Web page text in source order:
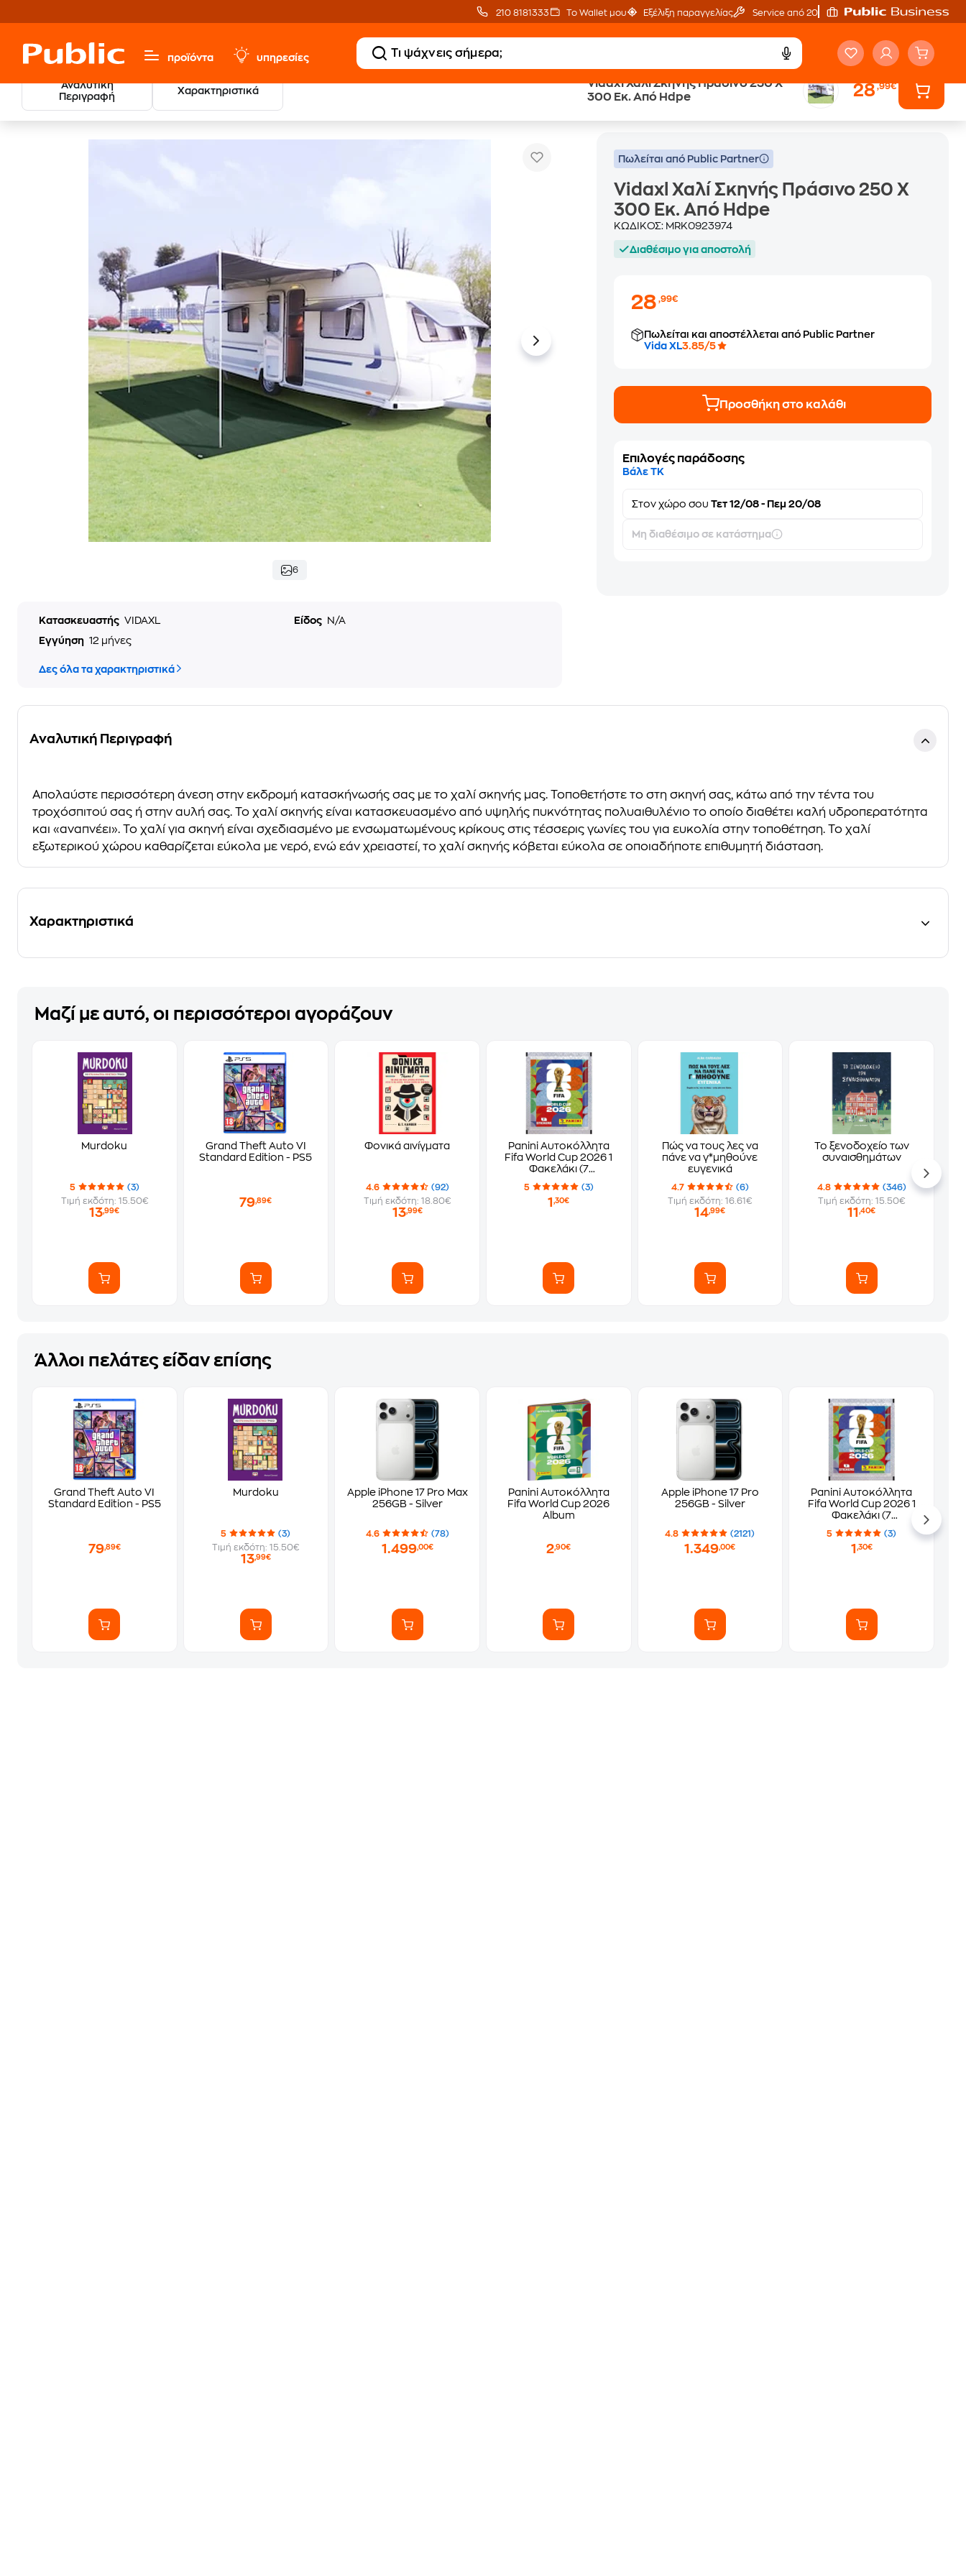
210 8181333 Το Wallet μου Εξέλιξη παραγγελίας Service από 20'
προϊόντα υπηρεσίες
Αναλυτική
Περιγραφή
Χαρακτηριστικά
Vidaxl Χαλί Σκηνής Πράσινο 250 X
300 Εκ. Από Hdpe
28,99€
Sports & Hobbies
Vidaxl Χαλί Σκηνής Πράσινο 250 X 300 Εκ. Από Hdpe
6
Κατασκευαστής VIDAXL Είδος
N/A
Εγγύηση 12 μήνες
Δες όλα τα χαρακτηριστικά
Πωλείται από Public Partner
Vidaxl Χαλί Σκηνής Πράσινο 250 X
300 Εκ. Από Hdpe
ΚΩΔΙΚΟΣ: MRK0923974
Διαθέσιμο για αποστολή
28,99€
Πωλείται και αποστέλλεται από Public Partner
Vida XL3.85/5
Προσθήκη στο καλάθι
Επιλογές παράδοσης
Βάλε ΤΚ
Στονχώρο σου Τετ 12/08 - Πεμ 20/08
Μη διαθέσιμο σε κατάστημα
Αναλυτική Περιγραφή
Απολαύστε περισσότερη άνεση στην εκδρομή κατασκήνωσής σας με το χαλί σκηνής μας. Τοποθετήστε το στη σκηνή σας, κάτω από την τέντα του
τροχόσπιτού σας ή στην αυλή σας. Το χαλί σκηνής είναι κατασκευασμένο από υψηλής πυκνότητας πολυαιθυλένιο το οποίο διαθέτει καλή υδροπερατότητα
και «αναπνέει». Το χαλί για σκηνή είναι σχεδιασμένο με ενσωματωμένους κρίκους στις τέσσερις γωνίες του για ευκολία στην τοποθέτηση. Το χαλί
εξωτερικού χώρου καθαρίζεται εύκολα με νερό, ενώ εάν χρειαστεί, το χαλί σκηνής κόβεται εύκολα σε οποιαδήποτε επιθυμητή διάσταση.
Χαρακτηριστικά
Μαζί με αυτό, οι περισσότεροι αγοράζουν
Murdoku
5
(3)
Τιμή εκδότη: 15.50€
13,99€
Grand Theft Auto VI
Standard Edition - PS5
79,89€
Φονικά αινίγματα
4.6
(92)
Τιμή εκδότη: 18.80€
13,99€
Panini Αυτοκόλλητα
Fifa World Cup 2026 1
Φακελάκι (7
Αυτοκόλλητα)
5 (3)
1,30€
Πώς να τους λες να
πάνε να γ*μηθούνε
ευγενικά
4.7
(6)
Τιμή εκδότη: 16.61€
14,99€
Το ξενοδοχείο των
συναισθημάτων
4.8
(346)
Τιμή εκδότη: 15.50€
11,40€
Άλλοι πελάτες είδαν επίσης
Grand Theft Auto VI
Standard Edition - PS5
79,89€
Murdoku
5
(3)
Τιμή εκδότη: 15.50€
13,99€
Apple iPhone 17 Pro Max
256GB - Silver
4.6 (78)
1.499,00€
Panini Αυτοκόλλητα
Fifa World Cup 2026
Album
2,90€
Apple iPhone 17 Pro
256GB - Silver
4.8 (2121)
1.349,00€
Panini Αυτοκόλλητα
Fifa World Cup 2026 1
Φακελάκι (7
Αυτοκόλλητα)
5 (3)
1 ,30€